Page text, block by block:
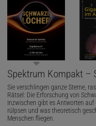
Spektrum Kompakt –
Sie verschlingen ganze Sterne,
Rätsel: Die Erforschung von
Inzwischen gibt es Antworten
rülpsen und was theoretisch
Menschen fliegen.